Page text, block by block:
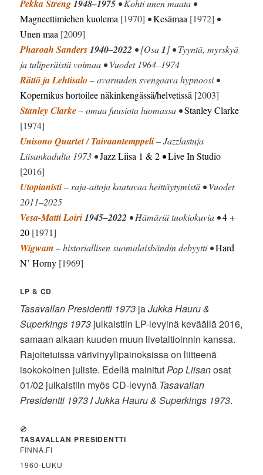
Pekka Streng1948–1975 • Kohti unen maata •
Magneettimiehen kuolema [1970] •Kesämaa [1972] •
Unen maa [2009]
Pharoah Sanders1940–2022 • [Osa1] • Tyyntä, myrskyä
ja tuliperäistä voimaa • Vuodet 1964–1974
Rättö ja Lehtisalo – avaruuden svengaava hypnoosi •
Kopernikus hortoilee näkinkengässä/helvetissä [2003]
Stanley Clarke– omaa fuusiota luomassa •Stanley Clarke
[1974]
Unisono Quartet / Taivaantemppeli– Jazzlastuja
Liisankadulta 1973 •Jazz Liisa 1 & 2 •Live In Studio
[2016]
Utopianisti– raja-aitoja kaatavaa heittäytymistä • Vuodet
2011–2025
Vesa-Matti Loiri1945–2022 • Hämäriä tuokiokuvia •4 +
20 [1971]
Wigwam– historiallisen suomalaisbändin debyytti •Hard
N’ Horny [1969]
LP & CD
Tasavallan Presidentti 1973 jaJukka Hauru &
Superkings 1973 julkaistiin LP-levyinä keväällä 2016,
samaan aikaan kuuden muun livetaltioinnin kanssa.
Rajoitetuissa värivinyylipainoksissa on liitteenä
isokokoinen juliste. Edellä mainitutPop Liisanosat
01/02 julkaistiin myös CD-levynä Tasavallan
Presidentti 1973/Jukka Hauru & Superkings 1973.
💿
TASAVALLAN PRESIDENTTI
FINNA.FI
1960-LUKU